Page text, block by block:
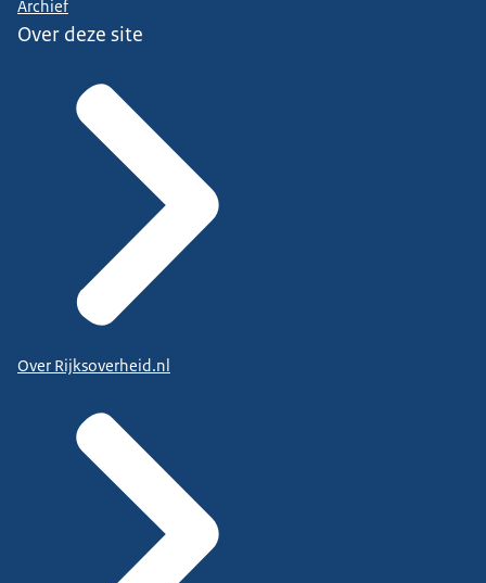
Archief
Over deze site
Over Rijksoverheid.nl